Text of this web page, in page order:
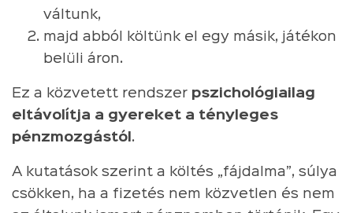
váltunk,
majd abból költünk el egy másik, játékon
belüli áron.
Ez a közvetett rendszer pszichológiailag
eltávolítja a gyereket a tényleges
pénzmozgástól .
A kutatások szerint a költés „fájdalma”, súlya
csökken, ha a fizetés nem közvetlen és nem